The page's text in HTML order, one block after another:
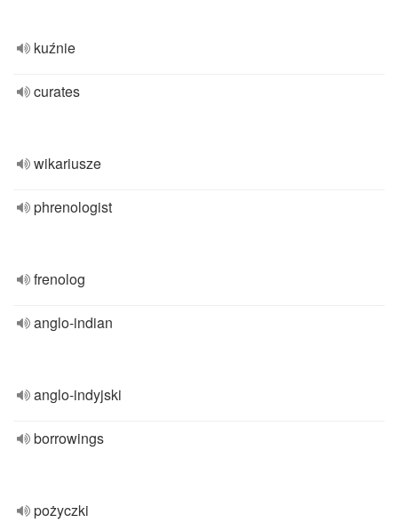
kuźnie
curates
wikariusze
phrenologist
frenolog
anglo-indian
anglo-indyjski
borrowings
pożyczki